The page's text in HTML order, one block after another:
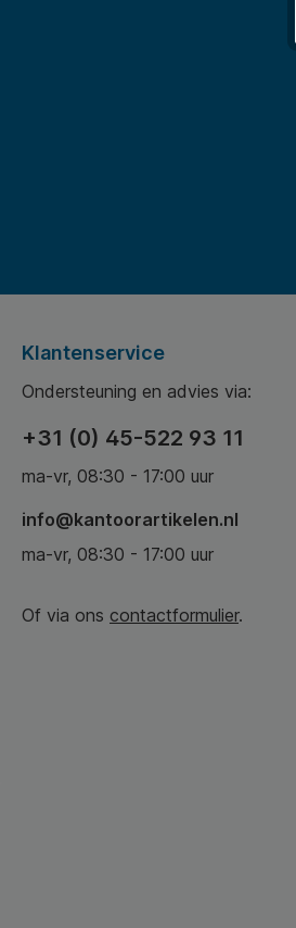
Klantenservice
Ondersteuning en advies via:
+31 (0) 45-522 93 11
ma-vr, 08:30 - 17:00 uur
info@kantoorartikelen.nl
ma-vr, 08:30 - 17:00 uur
Of via ons contactformulier.